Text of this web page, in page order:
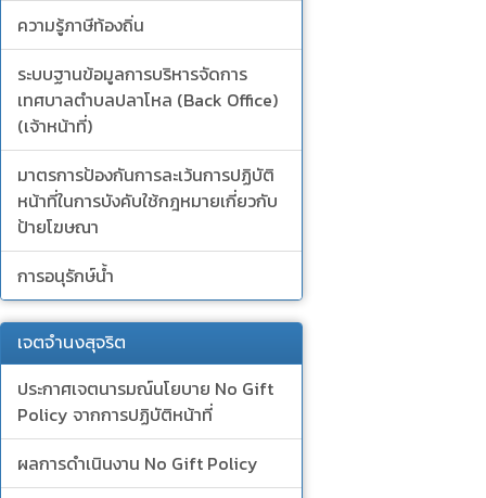
ความรู้ภาษีท้องถิ่น
ระบบฐานข้อมูลการบริหารจัดการ
เทศบาลตำบลปลาโหล (Back Office)
(เจ้าหน้าที่)
มาตรการป้องกันการละเว้นการปฏิบัติ
หน้าที่ในการบังคับใช้กฎหมายเกี่ยวกับ
ป้ายโฆษณา
การอนุรักษ์น้ำ
เจตจำนงสุจริต
ประกาศเจตนารมณ์นโยบาย No Gift
Policy จากการปฏิบัติหน้าที่
ผลการดำเนินงาน No Gift Policy